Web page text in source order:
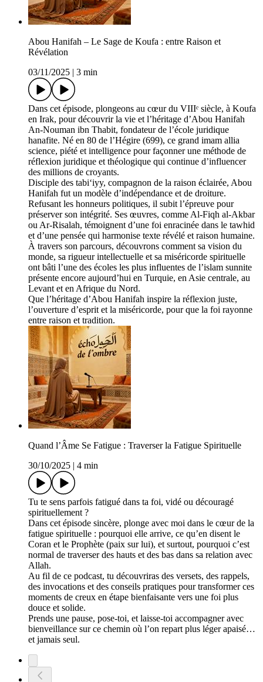
Abou Hanifah – Le Sage de Koufa : entre Raison et
Révélation
03/11/2025
3 min
Dans cet épisode, plongeons au cœur du VIIIᵉ siècle, à Koufa
en Irak, pour découvrir la vie et l’héritage d’Abou Hanifah
An-Nouman ibn Thabit, fondateur de l’école juridique
hanafite. Né en 80 de l’Hégire (699), ce grand imam allia
science, piété et intelligence pour façonner une méthode de
réflexion juridique et théologique qui continue d’influencer
des millions de croyants.
Disciple des tabi‘iyy, compagnon de la raison éclairée, Abou
Hanifah fut un modèle d’indépendance et de droiture.
Refusant les honneurs politiques, il subit l’épreuve pour
préserver son intégrité. Ses œuvres, comme Al-Fiqh al-Akbar
ou Ar-Risalah, témoignent d’une foi enracinée dans le tawhid
et d’une pensée qui harmonise texte révélé et raison humaine.
À travers son parcours, découvrons comment sa vision du
monde, sa rigueur intellectuelle et sa miséricorde spirituelle
ont bâti l’une des écoles les plus influentes de l’islam sunnite
présente encore aujourd’hui en Turquie, en Asie centrale, au
Levant et en Afrique du Nord.
Que l’héritage d’Abou Hanifah inspire la réflexion juste,
l’ouverture d’esprit et la miséricorde, pour que la foi rayonne
entre raison et tradition.
Quand l’Âme Se Fatigue : Traverser la Fatigue Spirituelle
30/10/2025
4 min
Tu te sens parfois fatigué dans ta foi, vidé ou découragé
spirituellement ?
Dans cet épisode sincère, plonge avec moi dans le cœur de la
fatigue spirituelle : pourquoi elle arrive, ce qu’en disent le
Coran et le Prophète (paix sur lui), et surtout, pourquoi c’est
normal de traverser des hauts et des bas dans sa relation avec
Allah.
Au fil de ce podcast, tu découvriras des versets, des rappels,
des invocations et des conseils pratiques pour transformer ces
moments de creux en étape bienfaisante vers une foi plus
douce et solide.
Prends une pause, pose-toi, et laisse-toi accompagner avec
bienveillance sur ce chemin où l’on repart plus léger apaisé…
et jamais seul.